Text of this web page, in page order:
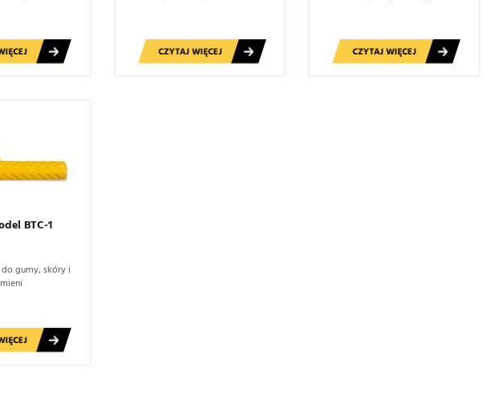
CZYTAJ WIĘCEJ CZYTAJ WIĘCEJ
BTC-1
gumy, skóry i